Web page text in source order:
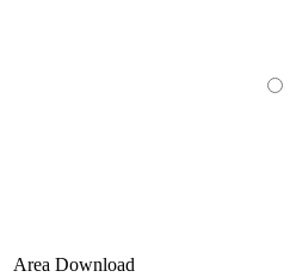
Area Download